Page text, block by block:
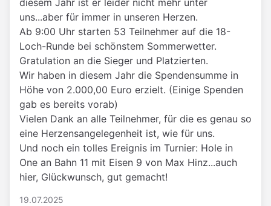
diesem Jahr ist er leider nicht mehr unter
uns...aber für immer in unseren Herzen.
Ab 9:00 Uhr starten 53 Teilnehmer auf die 18-
Loch-Runde bei schönstem Sommerwetter.
Gratulation an die Sieger und Platzierten.
Wir haben in diesem Jahr die Spendensumme in
Höhe von 2.000,00 Euro erzielt. (Einige Spenden
gab es bereits vorab)
Vielen Dank an alle Teilnehmer, für die es genau so
eine Herzensangelegenheit ist, wie für uns.
Und noch ein tolles Ereignis im Turnier: Hole in
One an Bahn 11 mit Eisen 9 von Max Hinz...auch
hier, Glückwunsch, gut gemacht!
19.07.2025